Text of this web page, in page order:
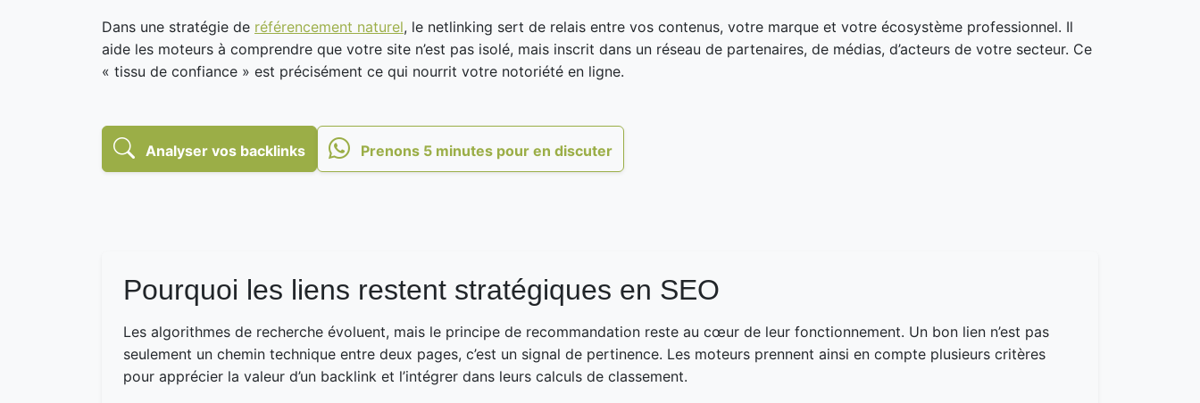
Dans une stratégie de référencement naturel, le netlinking sert de relais entre vos contenus, votre marque et votre écosystème professionnel. Il
aide les moteurs à comprendre que votre site n’est pas isolé, mais inscrit dans un réseau de partenaires, de médias, d’acteurs de votre secteur. Ce
« tissu de confiance » est précisément ce qui nourrit votre notoriété en ligne.
Analyser vos backlinks Prenons 5 minutes pour en discuter
Pourquoi les liens restent stratégiques en SEO
Les algorithmes de recherche évoluent, mais le principe de recommandation reste au cœur de leur fonctionnement. Un bon lien n’est pas
seulement un chemin technique entre deux pages, c’est un signal de pertinence. Les moteurs prennent ainsi en compte plusieurs critères
pour apprécier la valeur d’un backlink et l’intégrer dans leurs calculs de classement.